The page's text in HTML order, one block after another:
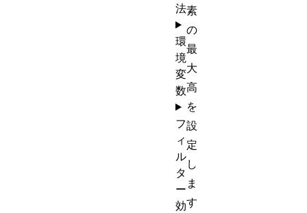
素
の
最
大
高
を
設
定
し
ま
す
法
環
境
変
数
フ
ィ
ル
タ
ー
効